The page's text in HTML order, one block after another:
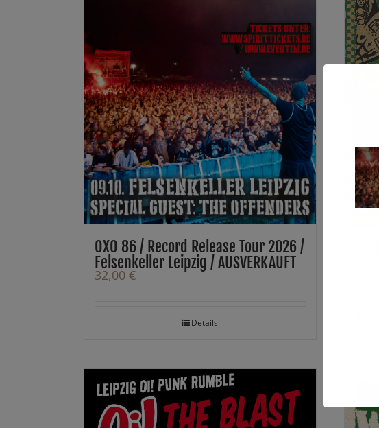
OXO 86 / Record Release Tour 2026 /
Felsenkeller Leipzig / AUSVERKAUFT
32,00 €
Details